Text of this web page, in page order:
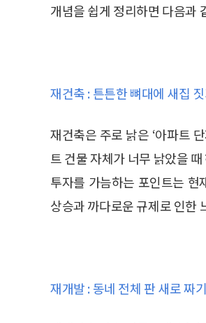
개념을 쉽게 정리하면 다음과
재건축 : 튼튼한 뼈대에 새집
재건축은 주로 낡은 ‘아파트
트 건물 자체가 너무 낡았을
투자를 가늠하는 포인트는
상승과 까다로운 규제로 인한
재개발 : 동네 전체 판 새로 짜기